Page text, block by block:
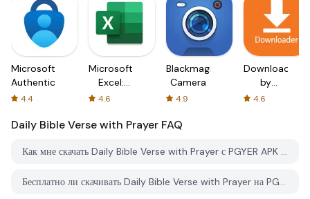
Microsoft
Authenticator
4.4
Microsoft
Excel:
Spreadsheets
4.6
Blackmagic
Camera
4.9
Downloader
by
AFTVnews
4.6
Daily Bible Verse with Prayer FAQ
Как мне скачать Daily Bible Verse with Prayer с PGYER APK HUB?
Бесплатно ли скачивать Daily Bible Verse with Prayer на PGYER APK HUB?